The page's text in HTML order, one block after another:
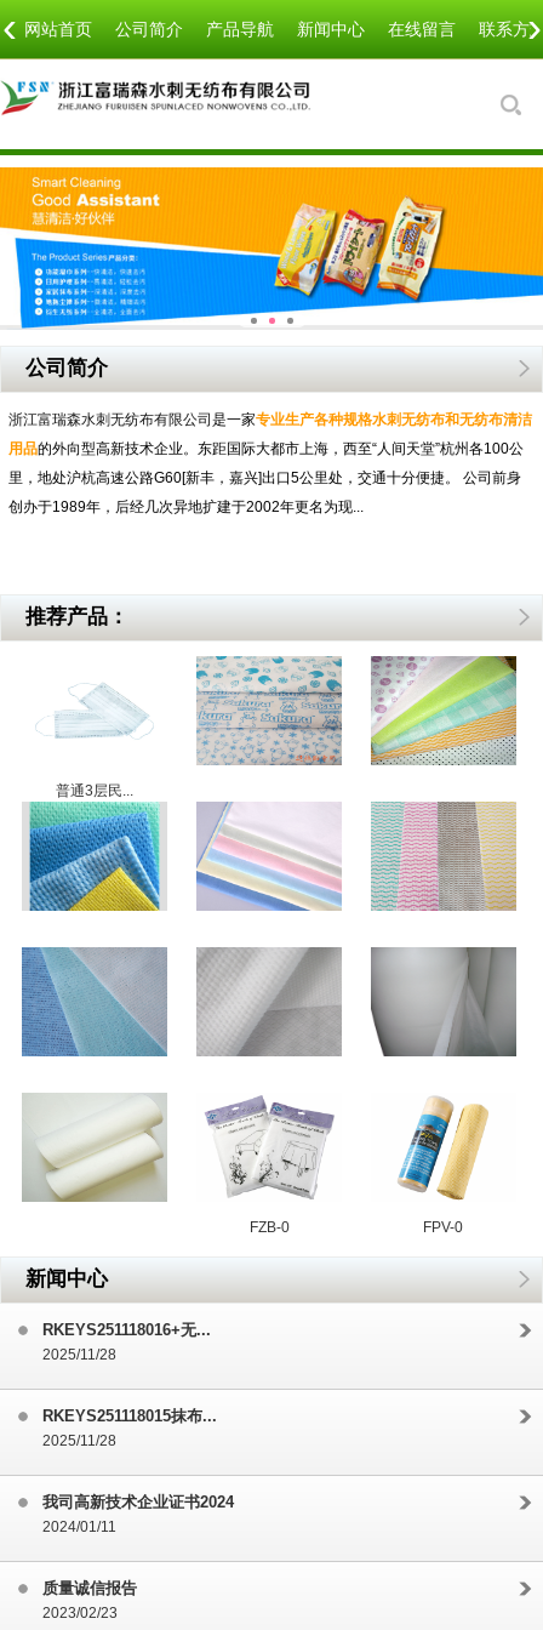
网站首页 公司简介 产品导航 新闻中心 在线留言 联系方
‹ ›
公司简介
浙江富瑞森水刺无纺布有限公司 是一家专业生产各种规格水刺无纺布和无纺布清洁
用品的外向型高新技术企业。东距国际大都市上海，西至“人间天堂”杭州各100公
里，地处沪杭高速公路G60[新丰，嘉兴]出口5公里处，交通十分便捷。 公司前身
创办于1989年，后经几次异地扩建于2002年更名为现...
推荐产品：
普通3层民...
FZB-0 FPV-0
新闻中心
RKEYS251118016+无...
2025/11/28
RKEYS251118015抹布...
2025/11/28
我司高新技术企业证书2024
2024/01/11
质量诚信报告
2023/02/23